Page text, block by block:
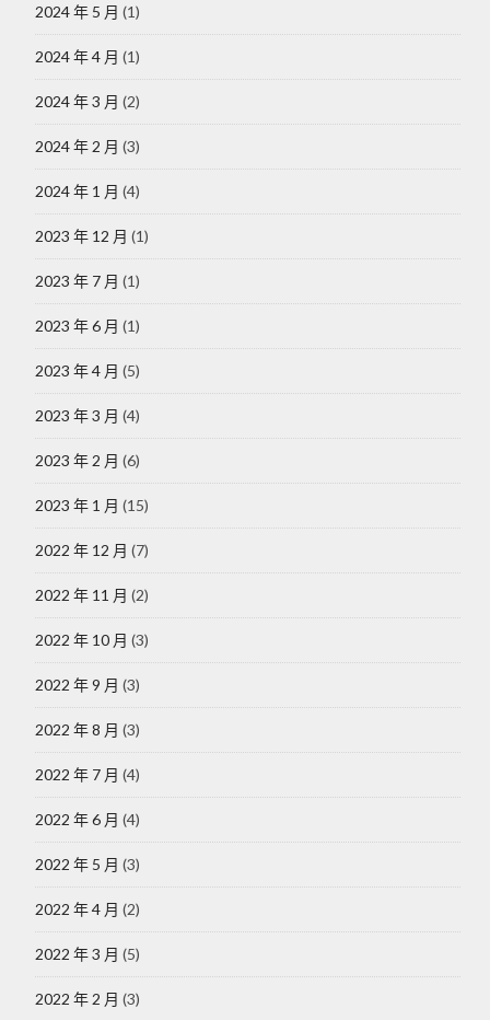
2024 年 5 月 (1)
2024 年 4 月 (1)
2024 年 3 月 (2)
2024 年 2 月 (3)
2024 年 1 月 (4)
2023 年 12 月 (1)
2023 年 7 月 (1)
2023 年 6 月 (1)
2023 年 4 月 (5)
2023 年 3 月 (4)
2023 年 2 月 (6)
2023 年 1 月 (15)
2022 年 12 月 (7)
2022 年 11 月 (2)
2022 年 10 月 (3)
2022 年 9 月 (3)
2022 年 8 月 (3)
2022 年 7 月 (4)
2022 年 6 月 (4)
2022 年 5 月 (3)
2022 年 4 月 (2)
2022 年 3 月 (5)
2022 年 2 月 (3)